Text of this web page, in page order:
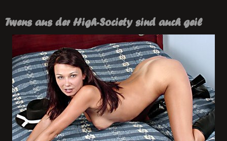
Twens aus der High-Society sind auch geil